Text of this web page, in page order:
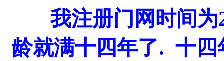
我注册门网时间为
龄就满十四年了. 十四